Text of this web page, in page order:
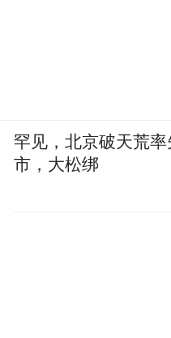
罕见，北京破天荒率
市，大松绑